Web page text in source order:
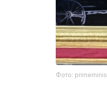
Фото: